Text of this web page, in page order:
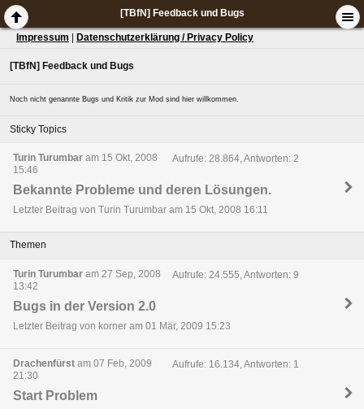
[TBfN] Feedback und Bugs
Impressum Datenschutzerklärung / Privacy Policy
[TBfN] Feedback und Bugs
Noch nicht genannte Bugs und Kritik zur Mod sind hier willkommen.
Sticky Topics
Turin Turumbar am 15 Okt, 2008
15:46
Aufrufe: 28.864, Antworten: 2
Bekannte Probleme und deren Lösungen.
Letzter Beitrag von Turin Turumbar am 15 Okt, 2008 16:11
Themen
Turin Turumbar am 27 Sep, 2008
13:42
Aufrufe: 24.555, Antworten: 9
Bugs in der Version 2.0
Letzter Beitrag von korner am 01 Mär, 2009 15:23
Drachenfürst am 07 Feb, 2009
21:30
Aufrufe: 16.134, Antworten: 1
Start Problem